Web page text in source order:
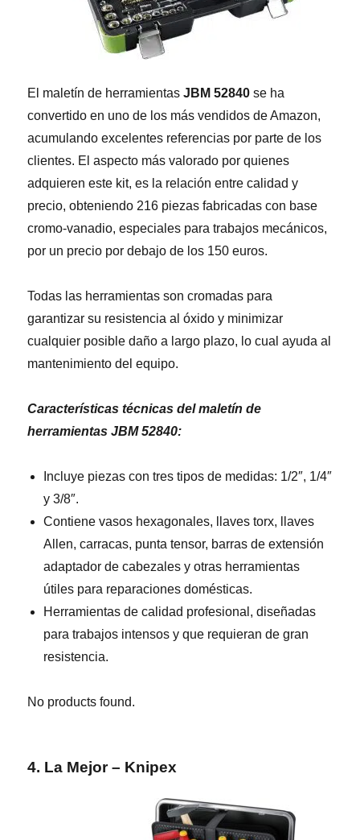
El maletín de herramientasJBM 52840se ha
convertido en uno de los más vendidos de Amazon,
acumulando excelentes referencias por parte de los
clientes. El aspecto más valorado por quienes
adquieren este kit, es la relación entre calidad y
precio, obteniendo 216 piezas fabricadas con base
cromo-vanadio, especiales para trabajos mecánicos,
por un precio por debajo de los 150 euros.
Todas las herramientas son cromadas para
garantizar su resistencia al óxido y minimizar
cualquier posible daño a largo plazo, lo cual ayuda al
mantenimiento del equipo.
Características técnicas del maletín de
herramientas JBM 52840:
Incluye piezas con tres tipos de medidas: 1/2″, 1/4″
y 3/8″.
Contiene vasos hexagonales, llaves torx, llaves
Allen, carracas, punta tensor, barras de extensión
adaptador de cabezales y otras herramientas
útiles para reparaciones domésticas.
Herramientas de calidad profesional, diseñadas
para trabajos intensos y que requieran de gran
resistencia.
No products found.
4. La Mejor – Knipex